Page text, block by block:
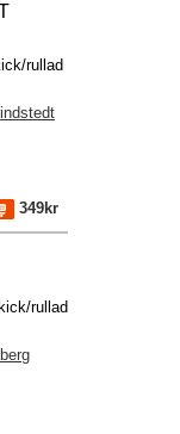
rullad
349kr
rullad